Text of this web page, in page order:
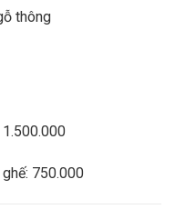
thông
750.000